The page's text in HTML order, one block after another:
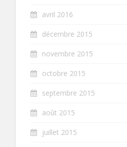
avril 2016
décembre 2015
novembre 2015
octobre 2015
septembre 2015
août 2015
juillet 2015